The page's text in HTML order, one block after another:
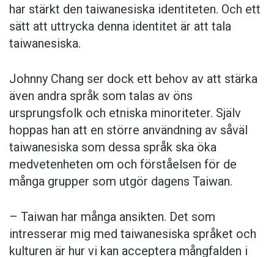
har stärkt den taiwanesiska identiteten. Och ett
sätt att uttrycka denna identitet är att tala
taiwanesiska.
Johnny Chang ser dock ett behov av att stärka
även andra språk som talas av öns
ursprungsfolk och etniska minoriteter. Själv
hoppas han att en större användning av såväl
taiwanesiska som dessa språk ska öka
medvetenheten om och förståelsen för de
många grupper som utgör dagens Taiwan.
– Taiwan har många ansikten. Det som
intresserar mig med taiwanesiska språket och
kulturen är hur vi kan acceptera mångfalden i